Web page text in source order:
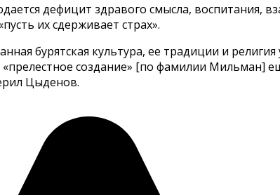
дефицит здравого смысла, воспитания,
их сдерживает страх».
бурятская культура, ее традиции и
создание» [по фамилии Мильман]
Цыденов.